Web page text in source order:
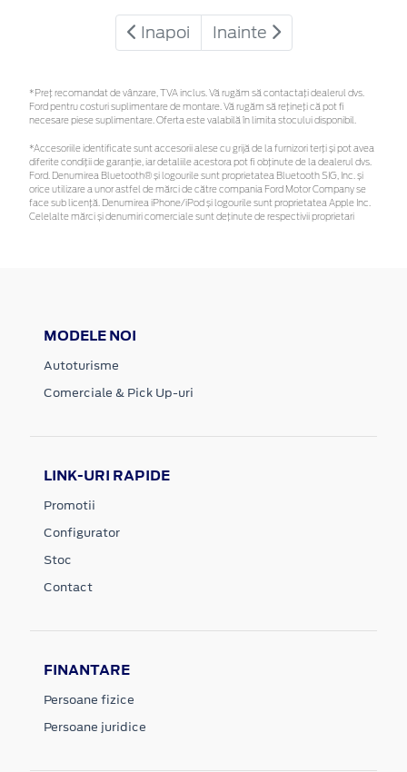
Inapoi Inainte
*Preţ recomandat de vânzare, TVA inclus. Vă rugăm să contactaţi dealerul dvs.
Ford pentru costuri suplimentare de montare. Vă rugăm să rețineți că pot fi
necesare piese suplimentare. Oferta este valabilă în limita stocului disponibil.
*Accesoriile identificate sunt accesorii alese cu grijă de la furnizori terți și pot avea
diferite condiții de garanție, iar detaliile acestora pot fi obținute de la dealerul dvs.
Ford. Denumirea Bluetooth® și logourile sunt proprietatea Bluetooth SIG, Inc. și
orice utilizare a unor astfel de mărci de către compania Ford Motor Company se
face sub licență. Denumirea iPhone/iPod și logourile sunt proprietatea Apple Inc.
Celelalte mărci și denumiri comerciale sunt deținute de respectivii proprietari
MODELE NOI
Autoturisme
Comerciale & Pick Up-uri
LINK-URI RAPIDE
Promotii
Configurator
Stoc
Contact
FINANTARE
Persoane fizice
Persoane juridice